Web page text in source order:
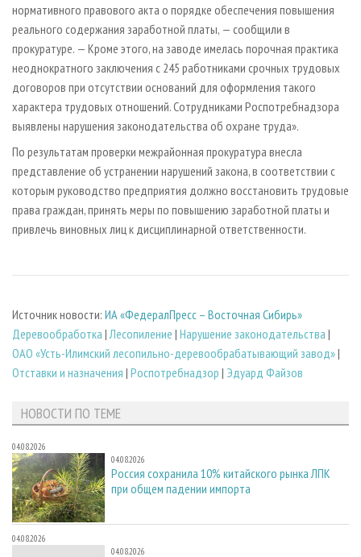
нормативного правового акта о порядке обеспечения повышения
реального содержания заработной платы, — сообщили в
прокуратуре. — Кроме этого, на заводе имелась порочная практика
неоднократного заключения с 245 работниками срочных трудовых
договоров при отсутствии оснований для оформления такого
характера трудовых отношений. Сотрудниками Роспотребнадзора
выявлены нарушения законодательства об охране труда».
По результатам проверки межрайонная прокуратура внесла
представление об устранении нарушений закона, в соответствии с
которым руководство предприятия должно восстановить трудовые
права граждан, принять меры по повышению заработной платы и
привлечь виновных лиц к дисциплинарной ответственности.
Источник новости: ИА «ФедералПресс – Восточная Сибирь»
Деревообработка |Лесопиление | Нарушение законодательства |
ОАО «Усть-Илимский лесопильно-деревообрабатывающий завод»|
Отставки и назначения | Роспотребнадзор | Эдуард Файзов
НОВОСТИ ПО ТЕМЕ
04.08.2026
04.08.2026
Россия сохранила 10% китайского рынка ЛПК
при общем падении импорта
04.08.2026
04.08.2026